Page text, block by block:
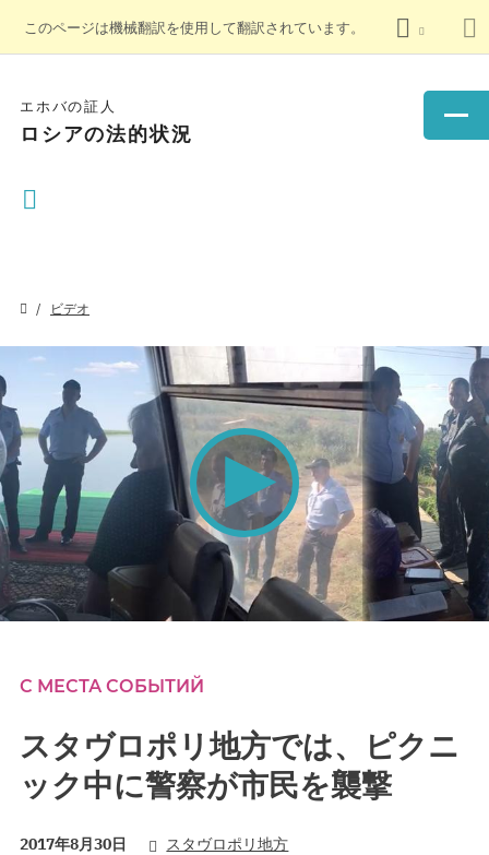
このページは機械翻訳を使用して翻訳されています。
エホバの証人
ロシアの法的状況
ビデオ
seconds
С МЕСТА СОБЫТИЙ
スタヴロポリ地方では、ピクニ
ック中に警察が市民を襲撃
2017年8月30日 スタヴロポリ地方